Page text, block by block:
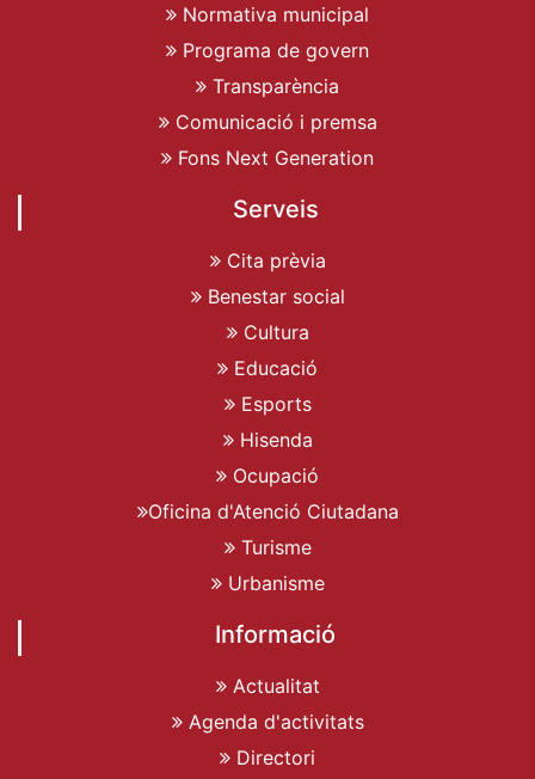
Normativa municipal
Programa de govern
Transparència
Comunicació i premsa
Fons Next Generation
Serveis
Cita prèvia
Benestar social
Cultura
Educació
Esports
Hisenda
Ocupació
Oficina d'Atenció Ciutadana
Turisme
Urbanisme
Informació
Actualitat
Agenda d'activitats
Directori